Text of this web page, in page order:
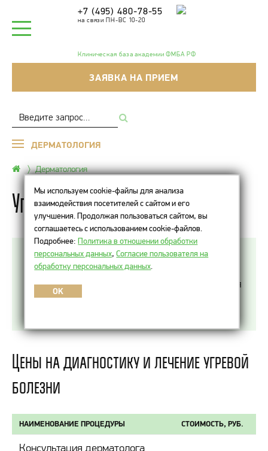
+7 (495) 480-78-55
на связи ПН-ВС 10-20
Клиническая база академии ФМБА РФ
ЗАЯВКА НА ПРИЕМ
ДЕРМАТОЛОГИЯ
Дерматология
Угревая болезнь
Угревая болезнь — воспаление сальных желез,
возникающее вследствие излишней выработки
кожного сала. На поверхности кожи появляются
воспалительные образования — акне. Помимо
Цены на диагностику и лечение угревой
болезни
НАИМЕНОВАНИЕ ПРОЦЕДУРЫ СТОИМОСТЬ, РУБ.
Консультация дерматолога
Мы используем cookie-файлы для анализа
взаимодействия посетителей с сайтом и его
улучшения. Продолжая пользоваться сайтом, вы
соглашаетесь с использованием cookie-файлов.
Подробнее:Политика в отношении обработки
персональных данных,Согласие пользователя на
обработку персональных данных
OK